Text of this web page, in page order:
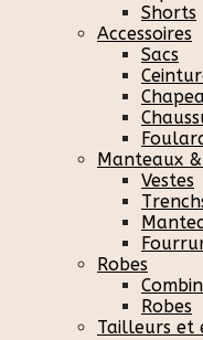
Shorts
Accessoires
Sacs
Manteaux
Vestes
Robes
Robes
Tailleurs et